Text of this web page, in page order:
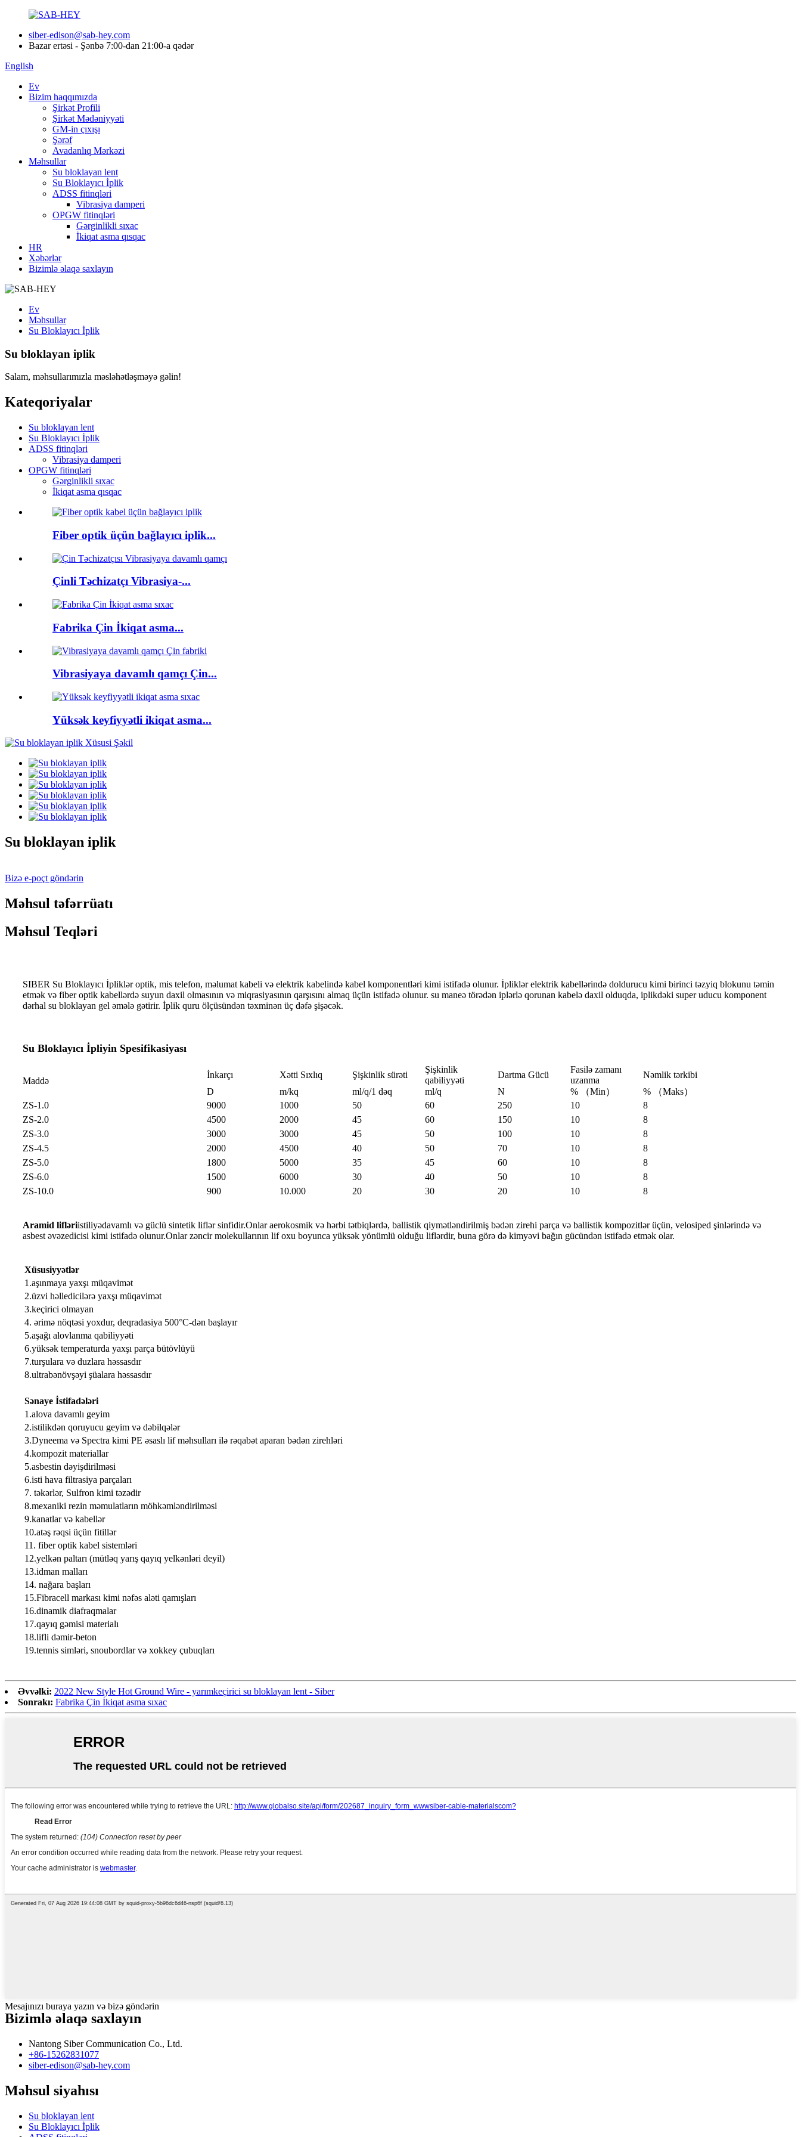
siber-edison@sab-hey.com
Bazar ertəsi - Şənbə 7:00-dan 21:00-a qədər
English
Ev
Bizim haqqımızda
Şirkət Profili
Şirkət Mədəniyyəti
GM-in çıxışı
Şərəf
Avadanlıq Mərkəzi
Məhsullar
Su bloklayan lent
Su Bloklayıcı İplik
ADSS fitinqləri
Vibrasiya damperi
OPGW fitinqləri
Gərginlikli sıxac
İkiqat asma qısqac
HR
Xəbərlər
Bizimlə əlaqə saxlayın
Ev
Məhsullar
Su Bloklayıcı İplik
Su bloklayan iplik
Salam, məhsullarımızla məsləhətləşməyə gəlin!
Kateqoriyalar
Su bloklayan lent
Su Bloklayıcı İplik
ADSS fitinqləri
Vibrasiya damperi
OPGW fitinqləri
Gərginlikli sıxac
İkiqat asma qısqac
Fiber optik üçün bağlayıcı iplik...
Çinli Təchizatçı Vibrasiya-...
Fabrika Çin İkiqat asma...
Vibrasiyaya davamlı qamçı Çin...
Yüksək keyfiyyətli ikiqat asma...
Su bloklayan iplik
Bizə e-poçt göndərin
Məhsul təfərrüatı
Məhsul Teqləri
SIBER Su Bloklayıcı İpliklər optik, mis telefon, məlumat kabeli və elektrik kabelində kabel komponentləri kimi istifadə olunur. İpliklər elektrik kabellərində doldurucu kimi birinci təzyiq blokunu təmin
etmək və fiber optik kabellərdə suyun daxil olmasının və miqrasiyasının qarşısını almaq üçün istifadə olunur. su maneə törədən iplərlə qorunan kabelə daxil olduqda, iplikdəki super uducu komponent
dərhal su bloklayan gel əmələ gətirir. İplik quru ölçüsündən təxminən üç dəfə şişəcək.
Su Bloklayıcı İpliyin Spesifikasiyası
Maddə
İnkarçı Xətti Sıxlıq Şişkinlik sürəti
Şişkinlik
qabiliyyəti
Dartma Gücü
Fasilə zamanı
uzanma
Nəmlik tərkibi
D
m/kq ml/q/1 dəq ml/q N % （Min）
% （Maks）
ZS-1.0
9000 1000 50 60 250 10
8
ZS-2.0
4500 2000 45 60 150 10
8
ZS-3.0
3000 3000 45 50 100 10
8
ZS-4.5
2000 4500 40 50 70 10
8
ZS-5.0
1800 5000 35 45 60 10
8
ZS-6.0
1500 6000 30 40 50 10
8
ZS-10.0
900 10.000 20 30 20 10 8
Aramid lifləriistiliyədavamlı və güclü sintetik liflər sinfidir.Onlar aerokosmik və hərbi tətbiqlərdə, ballistik qiymətləndirilmiş bədən zirehi parça və ballistik kompozitlər üçün, velosiped şinlərində və
asbest əvəzedicisi kimi istifadə olunur.Onlar zəncir molekullarının lif oxu boyunca yüksək yönümlü olduğu liflərdir, buna görə də kimyəvi bağın gücündən istifadə etmək olar.
Xüsusiyyətlər
1.aşınmaya yaxşı müqavimət
2.üzvi həlledicilərə yaxşı müqavimət
3.keçirici olmayan
4. ərimə nöqtəsi yoxdur, deqradasiya 500°C-dən başlayır
5.aşağı alovlanma qabiliyyəti
6.yüksək temperaturda yaxşı parça bütövlüyü
7.turşulara və duzlara həssasdır
8.ultrabənövşəyi şüalara həssasdır
Sənaye İstifadələri
1.alova davamlı geyim
2.istilikdən qoruyucu geyim və dəbilqələr
3.Dyneema və Spectra kimi PE əsaslı lif məhsulları ilə rəqabət aparan bədən zirehləri
4.kompozit materiallar
5.asbestin dəyişdirilməsi
6.isti hava filtrasiya parçaları
7. təkərlər, Sulfron kimi təzədir
8.mexaniki rezin məmulatların möhkəmləndirilməsi
9.kanatlar və kabellər
10.atəş rəqsi üçün fitillər
11. fiber optik kabel sistemləri
12.yelkən paltarı (mütləq yarış qayıq yelkənləri deyil)
13.idman malları
14. nağara başları
15.Fibracell markası kimi nəfəs aləti qamışları
16.dinamik diafraqmalar
17.qayıq gəmisi materialı
18.lifli dəmir-beton
19.tennis simləri, snoubordlar və xokkey çubuqları
Əvvəlki: 2022 New Style Hot Ground Wire - yarımkeçirici su bloklayan lent - Siber
Sonrakı: Fabrika Çin İkiqat asma sıxac
Mesajınızı buraya yazın və bizə göndərin
Bizimlə əlaqə saxlayın
Nantong Siber Communication Co., Ltd.
+86-15262831077
siber-edison@sab-hey.com
Məhsul siyahısı
Su bloklayan lent
Su Bloklayıcı İplik